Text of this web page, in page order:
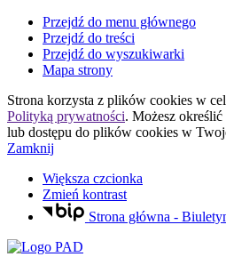
Przejdź do menu głównego
Przejdź do treści
Przejdź do wyszukiwarki
Mapa strony
Strona korzysta z plików cookies w
Polityką prywatności. Możesz
lub dostępu do plików cookies w
Zamknij
Większa czcionka
Zmień kontrast
Strona główna -